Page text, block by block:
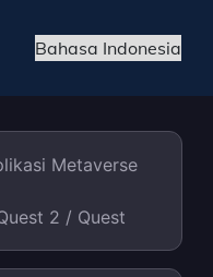
Metaverse
2 / Quest